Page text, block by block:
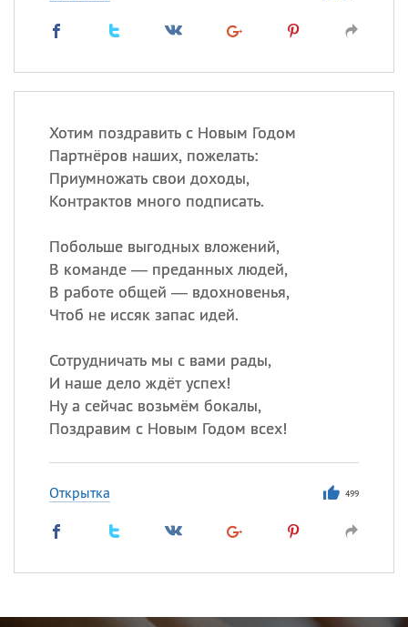
Хотим поздравить с Новым Годом
Партнёров наших, пожелать:
Приумножать свои доходы,
Контрактов много подписать.
Побольше выгодных вложений,
В команде — преданных людей,
В работе общей — вдохновенья,
Чтоб не иссяк запас идей.
Сотрудничать мы с вами рады,
И наше дело ждёт успех!
Ну а сейчас возьмём бокалы,
Поздравим с Новым Годом всех!
Открытка 499